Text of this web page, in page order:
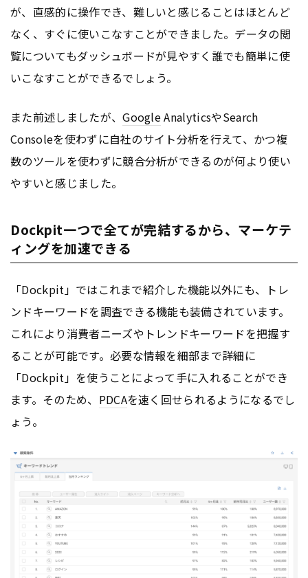
が、直感的に操作でき、難しいと感じることはほとんど
なく、すぐに使いこなすことができました。データの閲
覧についてもダッシュボードが見やすく誰でも簡単に使
いこなすことができるでしょう。
また前述しましたが、GoogleAnalyticsやSearch
Consoleを使わずに自社のサイト分析を行えて、かつ複
数のツールを使わずに競合分析ができるのが何より使い
やすいと感じました。
Dockpit一つで全てが完結するから、マーケテ
ィングを加速できる
「Dockpit」ではこれまで紹介した機能以外にも、トレ
ンドキーワードを調査できる機能も装備されています。
これにより消費者ニーズやトレンドキーワードを把握す
ることが可能です。必要な情報を細部まで詳細に
「Dockpit」を使うことによって手に入れることができ
ます。そのため、 PDCAを速く回せられるようになるでし
ょう。